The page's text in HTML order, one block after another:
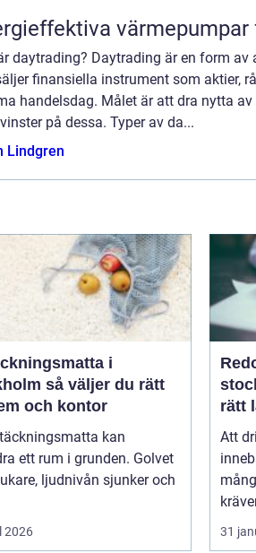
daytrading? Daytrading är en form av
finansiella instrument som aktier,
handelsdag. Målet är att dra nytta
på dessa. Typer av da...
Lindgren
i
du rätt
och kontor
kan
ett rum i grunden. Golvet
ljudnivån sjunker och
2026
stockholm
rätt
Att
31